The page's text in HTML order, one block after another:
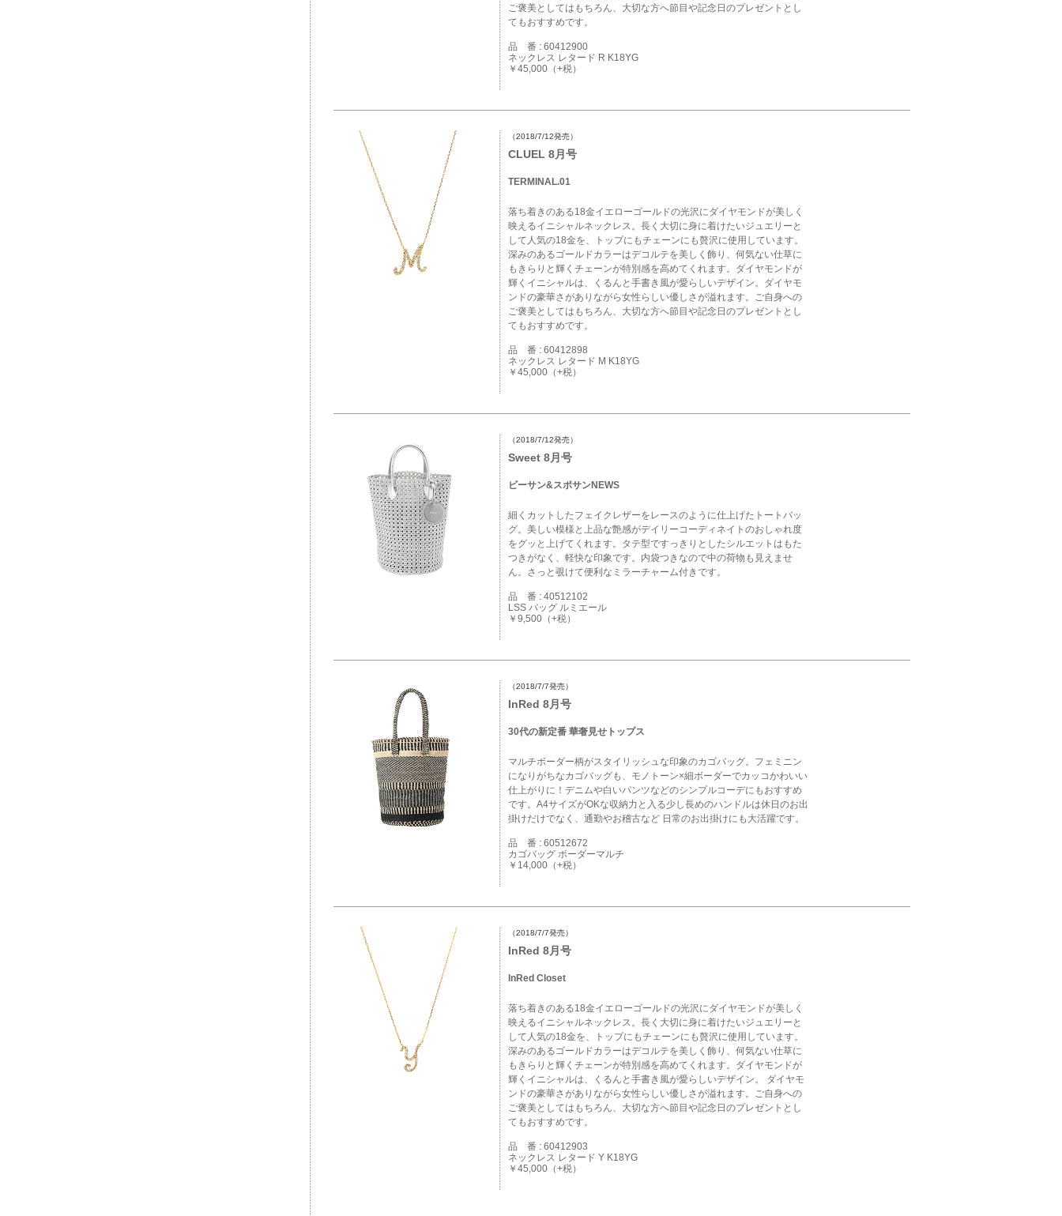
ご褒美としてはもちろん、大切な方へ節目や記念日のプレゼントとし
てもおすすめです。
品 番 : 60412900
ネックレス レタード R K18YG
￥45,000（+税）
（2018/7/12発売）
CLUEL 8月号
TERMINAL.01
落ち着きのある18金イエローゴールドの光沢にダイヤモンドが美しく
映えるイニシャルネックレス。長く大切に身に着けたいジュエリーと
して人気の18金を、トップにもチェーンにも贅沢に使用しています。
深みのあるゴールドカラーはデコルテを美しく飾り、何気ない仕草に
もきらりと輝くチェーンが特別感を高めてくれます。ダイヤモンドが
輝くイニシャルは、くるんと手書き風が愛らしいデザイン。ダイヤモ
ンドの豪華さがありながら女性らしい優しさが溢れます。ご自身への
ご褒美としてはもちろん、大切な方へ節目や記念日のプレゼントとし
てもおすすめです。
品 番 : 60412898
ネックレス レタード M K18YG
￥45,000（+税）
（2018/7/12発売）
Sweet 8月号
ビーサン&スポサンNEWS
細くカットしたフェイクレザーをレースのように仕上げたトートバッ
グ。美しい模様と上品な艶感がデイリーコーディネイトのおしゃれ度
をグッと上げてくれます。タテ型ですっきりとしたシルエットはもた
つきがなく、軽快な印象です。内袋つきなので中の荷物も見えませ
ん。さっと覗けて便利なミラーチャーム付きです。
品 番 : 40512102
LSS バッグ ルミエール
￥9,500（+税）
（2018/7/7発売）
InRed 8月号
30代の新定番 華奢見せトップス
マルチボーダー柄がスタイリッシュな印象のカゴバッグ。フェミニン
になりがちなカゴバッグも、モノトーン×細ボーダーでカッコかわいい
仕上がりに！デニムや白いパンツなどのシンプルコーデにもおすすめ
です。A4サイズがOKな収納力と入る少し長めのハンドルは休日のお出
掛けだけでなく、通勤やお稽古など 日常のお出掛けにも大活躍です。
品 番 : 60512672
カゴバッグ ボーダーマルチ
￥14,000（+税）
（2018/7/7発売）
InRed 8月号
InRed Closet
落ち着きのある18金イエローゴールドの光沢にダイヤモンドが美しく
映えるイニシャルネックレス。長く大切に身に着けたいジュエリーと
して人気の18金を、トップにもチェーンにも贅沢に使用しています。
深みのあるゴールドカラーはデコルテを美しく飾り、何気ない仕草に
もきらりと輝くチェーンが特別感を高めてくれます。ダイヤモンドが
輝くイニシャルは、くるんと手書き風が愛らしいデザイン。 ダイヤモ
ンドの豪華さがありながら女性らしい優しさが溢れます。ご自身への
ご褒美としてはもちろん、大切な方へ節目や記念日のプレゼントとし
てもおすすめです。
品 番 : 60412903
ネックレス レタード Y K18YG
￥45,000（+税）